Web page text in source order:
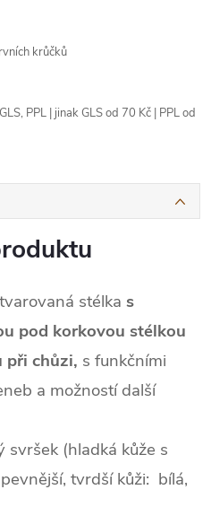
krůčků
PPL | jinak GLS od 70 Kč | PPL od
stélka s
pod korkovou stélkou
při chůzi, s funkčními
a možností další
(hladká kůže s
tvrdší kůži: bílá,